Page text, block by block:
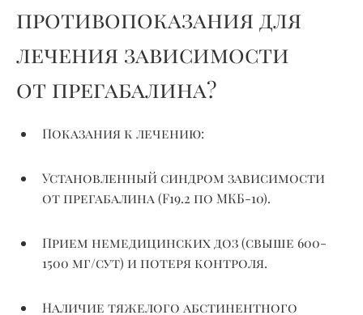
противопоказания для
лечения зависимости
от прегабалина?
Показания к лечению:
Установленный синдром зависимости
от прегабалина (F19.2 по МКБ-10).
Прием немедицинских доз (свыше 600-
1500 мг/сут) и потеря контроля.
Наличие тяжелого абстинентного